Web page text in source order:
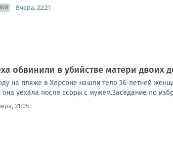
Вчера, 22:21
обвинили в убийстве матери двоих
на пляже в Херсоне нашли тело 36-летней
она уехала после ссоры с мужем.Заседание по
21:05